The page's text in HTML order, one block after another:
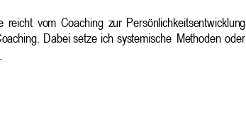
reicht vom Coaching zur Persönlichkeitsentwicklung,
Dabei setze ich systemische Methoden oder